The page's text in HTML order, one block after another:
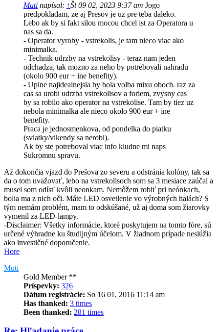
Muti napísal: ↑Št 09 02, 2023 9:37 am Jogo
predpokladam, ze aj Presov je uz pre teba daleko.
Lebo ak by si fakt silou mocou chcel ist za Operatora u
nas sa da.
- Operator vyroby - vstrekolis, je tam nieco viac ako
minimalka.
- Technik udrzby na vstrekolisy - teraz nam jeden
odchadza, tak mozno za neho by potrebovali nahradu
(okolo 900 eur + ine benefity).
- Uplne najidealnejsia by bola volba mixu oboch. raz za
cas sa urobi udrzba vstrekolisov a foriem, zvysny cas
by sa robilo ako operator na vstrekolise. Tam by tiez uz
nebola minimalka ale nieco okolo 900 eur + ine
benefity.
Praca je jednosmenkova, od pondelka do piatku
(sviatky/vikendy sa nerobi).
Ak by ste potreboval viac info kludne mi naps
Sukromnu spravu.
Až dokončia vjazd do Prešova zo severu a odstránia kolóny, tak sa
da o tom uvažovať, lebo na vstrekolisoch som sa 3 mesiace zaúčal a
musel som odísť kvôli neonkam. Nemôžem robiť pri neónkach,
bolia ma z nich oči. Máte LED osvetlenie vo výrobných halách? S
tým nemám problém, mam to odskúšané, už aj doma som žiarovky
vymenil za LED-lampy.
-Disclaimer: Všetky informácie, ktoré poskytujem na tomto fóre, sú
určené výhradne ku študijným účelom. V žiadnom prípade neslúžia
ako investičné doporučenie.
Hore
Muti
Gold Member **
Príspevky: 326
Dátum registrácie: So 16 01, 2016 11:14 am
Has thanked: 3 times
Been thanked: 281 times